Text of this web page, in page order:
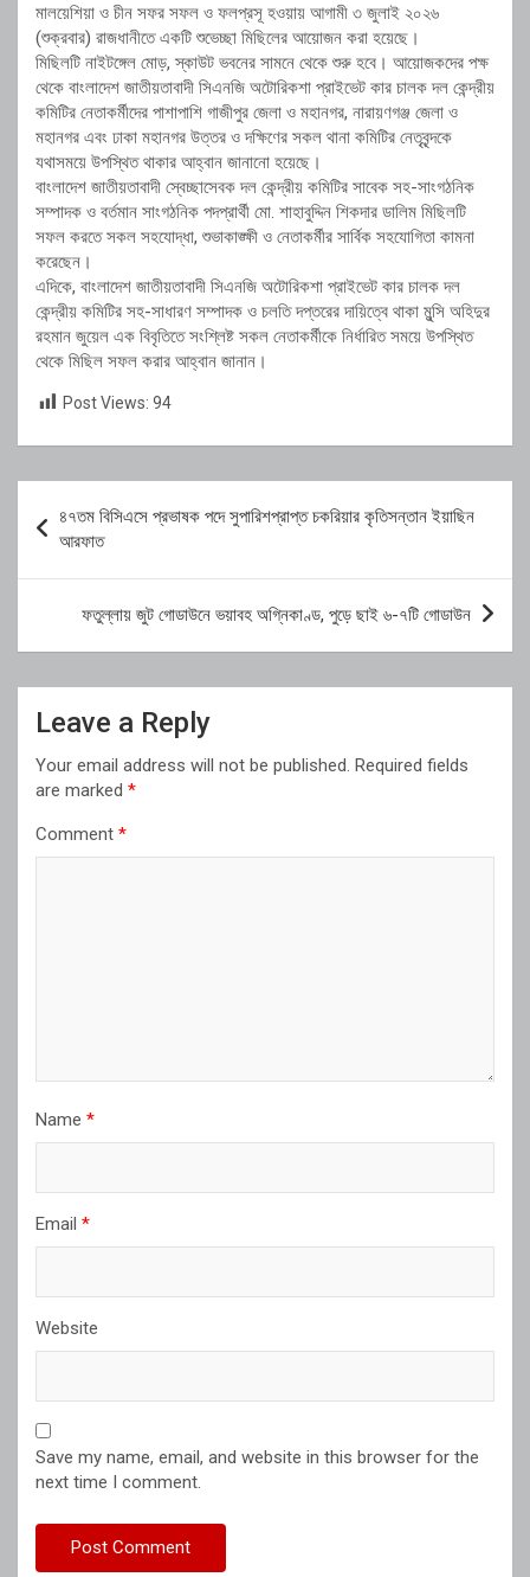
মালয়েশিয়া ও চীন সফর সফল ও ফলপ্রসূ হওয়ায় আগামী ৩ জুলাই ২০২৬
(শুক্রবার) রাজধানীতে একটি শুভেচ্ছা মিছিলের আয়োজন করা হয়েছে।
মিছিলটি নাইটঙ্গেল মোড়, স্কাউট ভবনের সামনে থেকে শুরু হবে। আয়োজকদের পক্ষ
থেকে বাংলাদেশ জাতীয়তাবাদী সিএনজি অটোরিকশা প্রাইভেট কার চালক দল কেন্দ্রীয়
কমিটির নেতাকর্মীদের পাশাপাশি গাজীপুর জেলা ও মহানগর, নারায়ণগঞ্জ জেলা ও
মহানগর এবং ঢাকা মহানগর উত্তর ও দক্ষিণের সকল থানা কমিটির নেতৃবৃন্দকে
যথাসময়ে উপস্থিত থাকার আহ্বান জানানো হয়েছে।
বাংলাদেশ জাতীয়তাবাদী স্বেচ্ছাসেবক দল কেন্দ্রীয় কমিটির সাবেক সহ-সাংগঠনিক
সম্পাদক ও বর্তমান সাংগঠনিক পদপ্রার্থী মো. শাহাবুদ্দিন শিকদার ডালিম মিছিলটি
সফল করতে সকল সহযোদ্ধা, শুভাকাঙ্ক্ষী ও নেতাকর্মীর সার্বিক সহযোগিতা কামনা
করেছেন।
এদিকে, বাংলাদেশ জাতীয়তাবাদী সিএনজি অটোরিকশা প্রাইভেট কার চালক দল
কেন্দ্রীয় কমিটির সহ-সাধারণ সম্পাদক ও চলতি দপ্তরের দায়িত্বে থাকা মুন্সি অহিদুর
রহমান জুয়েল এক বিবৃতিতে সংশ্লিষ্ট সকল নেতাকর্মীকে নির্ধারিত সময়ে উপস্থিত
থেকে মিছিল সফল করার আহ্বান জানান।
Post Views: 94
navigation
৪৭তম বিসিএসে প্রভাষক পদে সুপারিশপ্রাপ্ত চকরিয়ার কৃতিসন্তান ইয়াছিন
আরফাত
ফতুল্লায় জুট গোডাউনে ভয়াবহ অগ্নিকাণ্ড, পুড়ে ছাই ৬-৭টি গোডাউন
Leave a Reply
Your email address will not be published. Required fields
are marked *
Comment *
Name *
Email *
Website
Save my name, email, and website in this browser for the
next time I comment.